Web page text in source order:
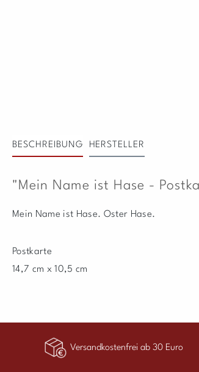
BESCHREIBUNG HERSTELLER
"Mein Name ist Hase -
Mein Name ist Hase. Oster Hase.
Postkarte
14,7 cm x 10,5 cm
Versandkostenfrei ab 30 Euro